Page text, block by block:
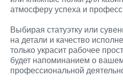
атмосферу успеха и
Выбирая статуэтку или
на детали и качество
только украсит рабочее
будет напоминанием о
профессиональной